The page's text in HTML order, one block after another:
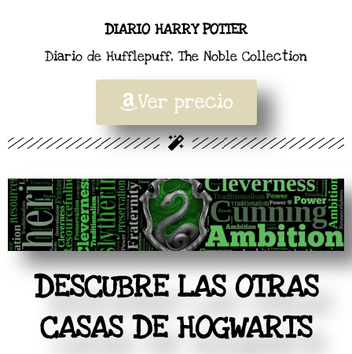
DIARIO HARRY POTTER
Diario de Hufflepuff, The Noble Collection
Ver precio
DESCUBRE LAS OTRAS
CASAS DE HOGWARTS